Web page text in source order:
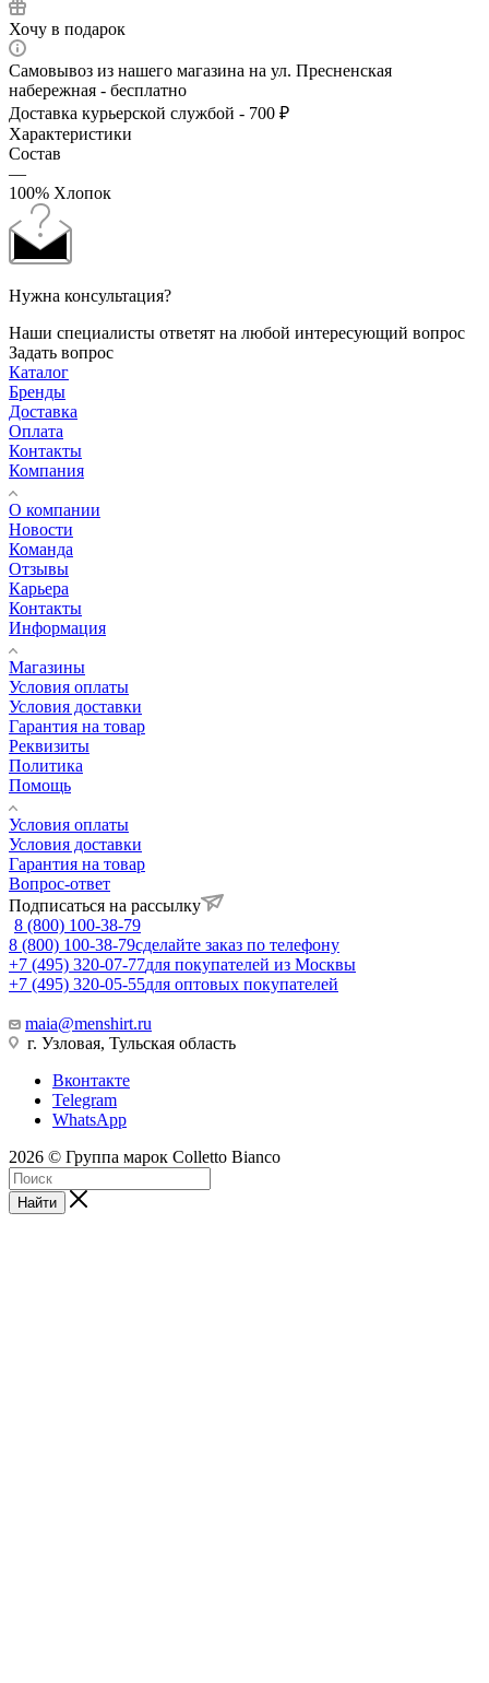
Хочу в подарок
Самовывоз из нашего магазина на ул. Пресненская
набережная - бесплатно
Доставка курьерской службой - 700 ₽
Характеристики
Состав
—
100% Хлопок
Нужна консультация?
Наши специалисты ответят на любой интересующий вопрос
Задать вопрос
Каталог
Бренды
Доставка
Оплата
Контакты
Компания
О компании
Новости
Команда
Отзывы
Карьера
Контакты
Информация
Магазины
Условия оплаты
Условия доставки
Гарантия на товар
Реквизиты
Политика
Помощь
Условия оплаты
Условия доставки
Гарантия на товар
Вопрос-ответ
Подписаться на рассылку
8 (800) 100-38-79
8 (800) 100-38-79сделайте заказ по телефону
+7 (495) 320-07-77для покупателей из Москвы
+7 (495) 320-05-55для оптовых покупателей
maia@menshirt.ru
г. Узловая, Тульская область
Вконтакте
Telegram
WhatsApp
2026 © Группа марок Colletto Bianco
Найти